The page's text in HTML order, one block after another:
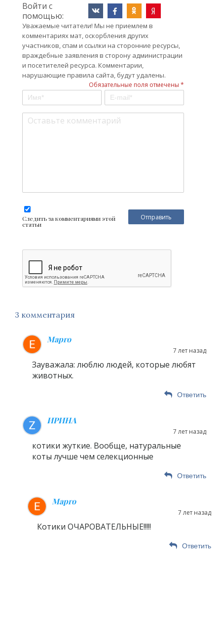
Войти с
помощью:
Уважаемые читатели! Мы не приемлем в
комментариях мат, оскорбления других
участников, спам и ссылки на сторонние ресурсы,
враждебные заявления в сторону администрации
и посетителей ресурса. Комментарии,
нарушающие правила сайта, будут удалены.
Обязательные поля отмечены *
Следить за комментариями этой
статьи
3 комментария
Марго
7 лет назад
Зауважала: люблю людей, которые любят
животных.
Ответить
ИРИНА
7 лет назад
котики жуткие. Вообще, натуральные
коты лучше чем селекционные
Ответить
Марго
7 лет назад
Котики ОЧАРОВАТЕЛЬНЫЕ!!!!!
Ответить